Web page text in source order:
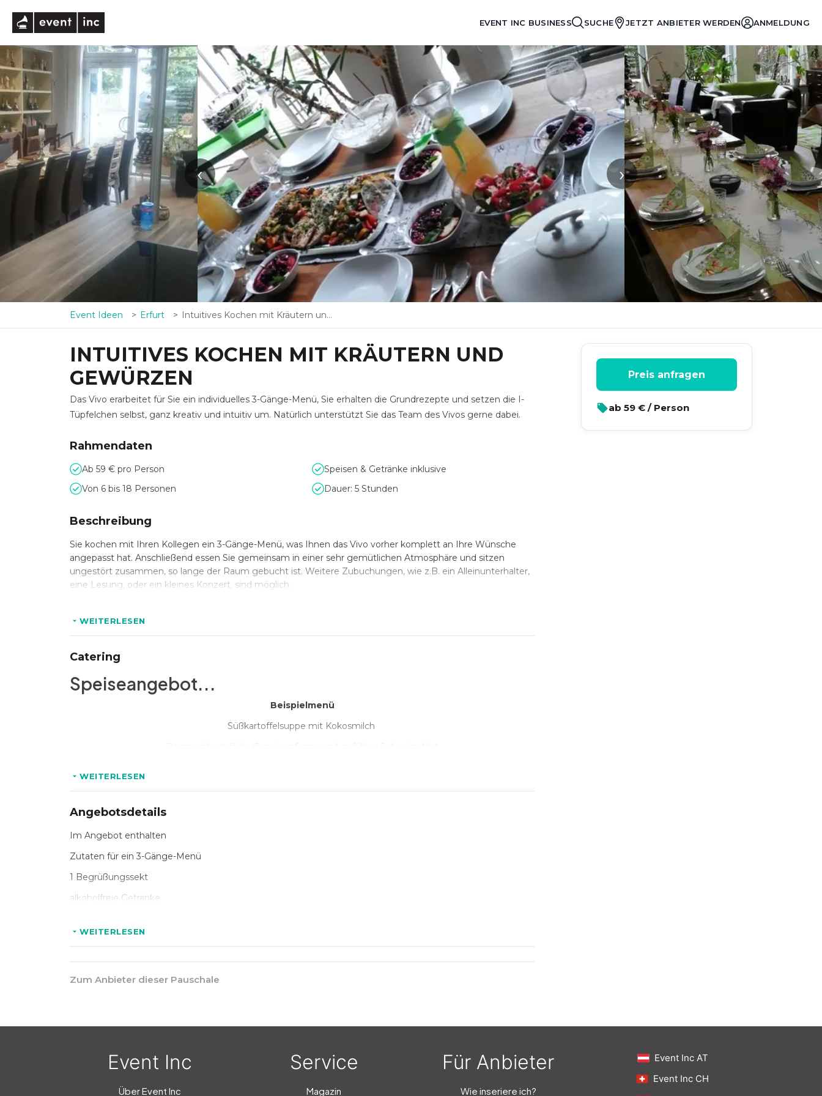
EVENT INC BUSINESS SUCHE JETZT ANBIETER WERDEN ANMELDUNG
‹ ›
Event Ideen Erfurt Intuitives Kochen mit Kräutern und Gewürzen
INTUITIVES KOCHEN MIT KRÄUTERN UND
GEWÜRZEN
Das Vivo erarbeitet für Sie ein individuelles 3-Gänge-Menü, Sie erhalten die Grundrezepte und setzen die I-
Tüpfelchen selbst, ganz kreativ und intuitiv um. Natürlich unterstützt Sie das Team des Vivos gerne dabei.
Rahmendaten
Ab 59 € pro Person
Speisen & Getränke inklusive
Von 6 bis 18 Personen
Dauer: 5 Stunden
Beschreibung
Sie kochen mit Ihren Kollegen ein 3-Gänge-Menü, was Ihnen das Vivo vorher komplett an Ihre Wünsche
angepasst hat. Anschließend essen Sie gemeinsam in einer sehr gemütlichen Atmosphäre und sitzen
ungestört zusammen, so lange der Raum gebucht ist. Weitere Zubuchungen, wie z.B. ein Alleinunterhalter,
eine Lesung, oder ein kleines Konzert, sind möglich.
WEITERLESEN
Catering
Speiseangebot...
Beispielmenü
Süßkartoffelsuppe mit Kokosmilch
...Getränkeangebot
Cola
WEITERLESEN
Angebotsdetails
Im Angebot enthalten
Zutaten für ein 3-Gänge-Menü
1 Begrüßungssekt
alkoholfreie Getränke
> Kinder nach Verhandlung
WEITERLESEN
Zum Anbieter dieser Pauschale
Preis anfragen
ab 59 € / Person
Event Inc
Über Event Inc
Service
Magazin
Für Anbieter
Wie inseriere ich?
Event Inc AT
Event Inc CH